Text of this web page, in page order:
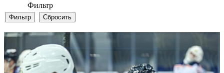
Фильтр